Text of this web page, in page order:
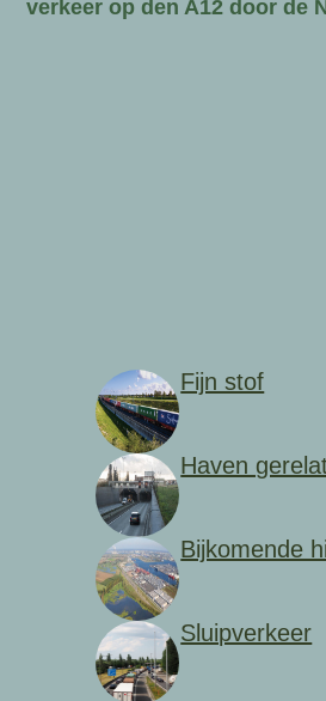
verkeer op den A12 door de
Fijn stof
Haven
Bijkomende
Sluipverkeer